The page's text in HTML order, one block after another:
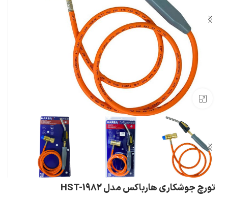
بزرگنمایی تصویر
تورچ جوشکاری هارباکس مدل HST-1982